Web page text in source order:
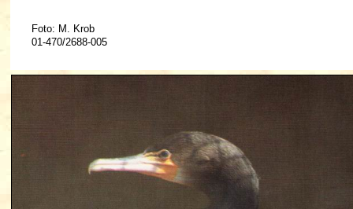
Foto: M. Krob
01-470/2688-005